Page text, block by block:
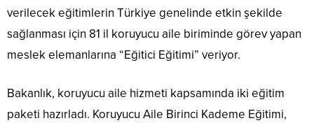
verilecek eğitimlerin Türkiye genelinde etkin şekilde
sağlanması için 81 il koruyucu aile biriminde görev yapan
meslek elemanlarına “Eğitici Eğitimi” veriyor.
Bakanlık, koruyucu aile hizmeti kapsamında iki eğitim
paketi hazırladı. Koruyucu Aile Birinci Kademe Eğitimi,